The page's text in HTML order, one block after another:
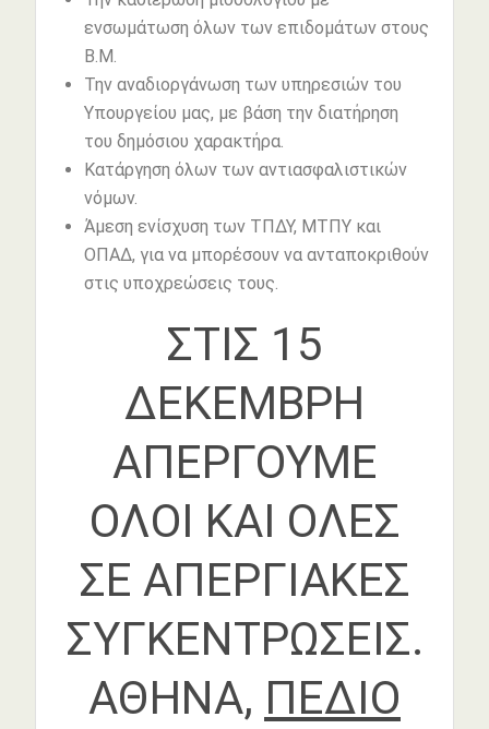
ενσωμάτωση όλων των επιδομάτων στους
Β.Μ.
Την αναδιοργάνωση των υπηρεσιών του
Υπουργείου μας, με βάση την διατήρηση
του δημόσιου χαρακτήρα.
Κατάργηση όλων των αντιασφαλιστικών
νόμων.
Άμεση ενίσχυση των ΤΠΔΥ, ΜΤΠΥ και
ΟΠΑΔ, για να μπορέσουν να ανταποκριθούν
στις υποχρεώσεις τους.
ΣΤΙΣ 15
ΔΕΚΕΜΒΡΗ
ΑΠΕΡΓΟΥΜΕ
ΟΛΟΙ ΚΑΙ ΟΛΕΣ
ΣΕ ΑΠΕΡΓΙΑΚΕΣ
ΣΥΓΚΕΝΤΡΩΣΕΙΣ.
ΑΘΗΝΑ, ΠΕΔΙΟ